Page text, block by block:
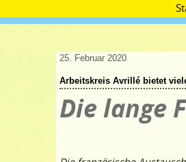
25. Februar 2020
Arbeitskreis Avrillé bietet
Die lange